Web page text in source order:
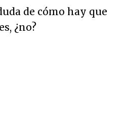
de cómo hay que
¿no?